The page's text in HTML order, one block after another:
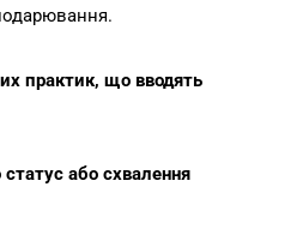
практик, що вводять
або схвалення